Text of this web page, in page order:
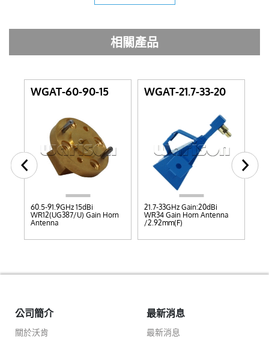
相關產品
WGAT-60-90-15
60.5-91.9GHz 15dBi
WR12(UG387/U) Gain Horn
Antenna
WGAT-21.7-33-20
21.7-33GHz Gain:20dBi
WR34 Gain Horn Antenna
/2.92mm(F)
公司簡介
關於沃肯
最新消息
最新消息